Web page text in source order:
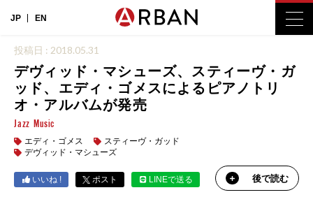
JP EN
投稿日 : 2018.05.31
デヴィッド・マシューズ、スティーヴ・ガ
ッド、エディ・ゴメスによるピアノトリ
オ・アルバムが発売
Jazz Music
エディ・ゴメス
スティーヴ・ガッド
デヴィッド・マシューズ
いいね ! ポスト LINEで送る 後で読む